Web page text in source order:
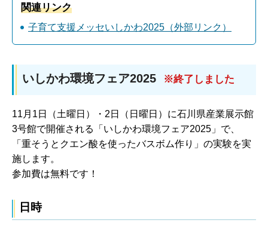
関連リンク
子育て支援メッセいしかわ2025（外部リンク）
いしかわ環境フェア2025 ※終了しました
11月1日（土曜日）・2日（日曜日）に石川県産業展示館
3号館で開催される「いしかわ環境フェア2025」で、
「重そうとクエン酸を使ったバスボム作り」の実験を実
施します。
参加費は無料です！
日時